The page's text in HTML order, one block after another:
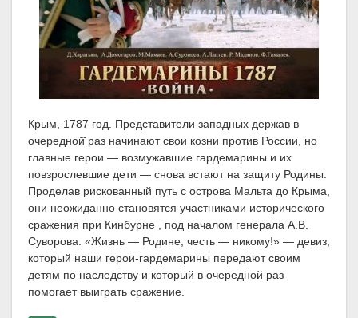
Крым, 1787 год. Представители западных держав в
очередной̆ раз начинают свои козни против России, но
главные герои — возмужавшие гардемарины и их
повзрослевшие дети — снова встают на защиту Родины.
Проделав рискованный путь с острова Мальта до Крыма,
они неожиданно становятся участниками исторического
сражения при Кинбурне , под началом генерала А.В.
Суворова. «Жизнь — Родине, честь — никому!» — девиз,
который наши герои-гардемарины передают своим
детям по наследству и который в очередной раз
помогает выиграть сражение.